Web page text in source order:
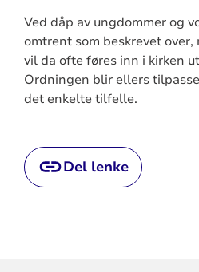
Ved dåp av ungdommer og
omtrent som beskrevet
vil da ofte føres inn i kirken
Ordningen blir ellers
det enkelte tilfelle.
Del lenke